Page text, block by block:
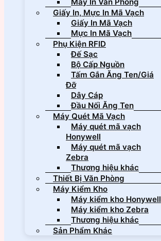
Giấy In, Mực In Mã Vạch
Giấy In Mã Vạch
Mực In Mã Vạch
Phụ Kiện RFID
Đế Sạc
Bộ Cấp Nguồn
Tấm Gắn Ăng Ten/Giá
Đỡ
Dây Cáp
Đầu Nối Ăng Ten
Máy Quét Mã Vạch
Máy quét mã vạch
Honywell
Máy quét mã vạch
Zebra
Thương hiệu khác
Thiết Bị Văn Phòng
Máy Kiểm Kho
Máy kiểm kho Honywell
Máy kiểm kho Zebra
Thương hiệu khác
Sản Phẩm Khác